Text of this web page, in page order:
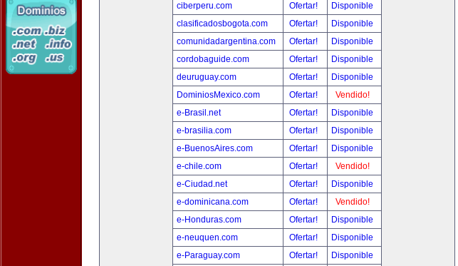
ciberperu.com
Ofertar!
Disponible
clasificadosbogota.com
Ofertar!
Disponible
comunidadargentina.com
Ofertar!
Disponible
cordobaguide.com
Ofertar!
Disponible
deuruguay.com
Ofertar!
Disponible
DominiosMexico.com
Ofertar!
Vendido!
e-Brasil.net
Ofertar!
Disponible
e-brasilia.com
Ofertar!
Disponible
e-BuenosAires.com
Ofertar!
Disponible
e-chile.com
Ofertar!
Vendido!
e-Ciudad.net
Ofertar!
Disponible
e-dominicana.com
Ofertar!
Vendido!
e-Honduras.com
Ofertar!
Disponible
e-neuquen.com
Ofertar!
Disponible
e-Paraguay.com
Ofertar!
Disponible